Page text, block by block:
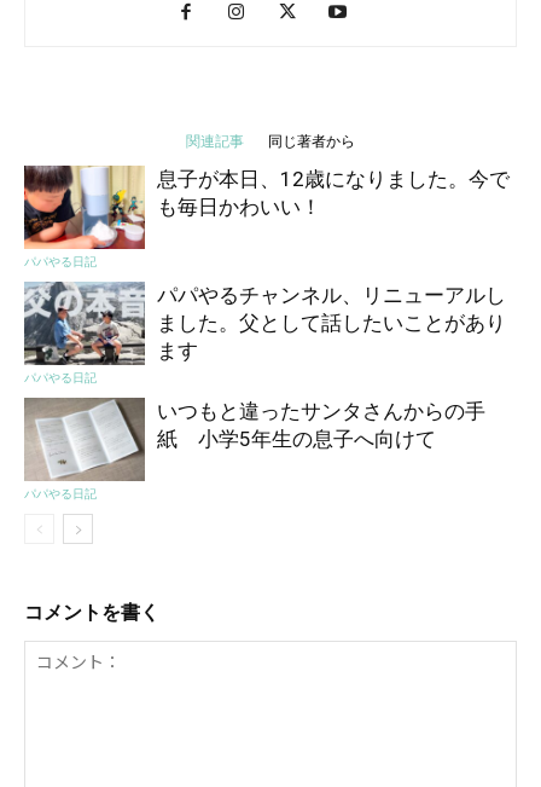
関連記事 同じ著者から
パパやる日記
息子が本日、12歳になりました。今で
も毎日かわいい！
パパやる日記
パパやるチャンネル、リニューアルし
ました。父として話したいことがあり
ます
パパやる日記
いつもと違ったサンタさんからの手
紙 小学5年生の息子へ向けて
コメントを書く